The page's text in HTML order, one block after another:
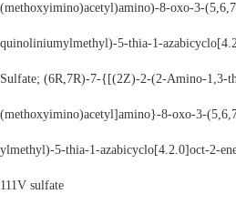
(methoxyimino)acetyl)amino)-8-oxo-3-
quinoliniumylmethyl)-5-thia-1-
Sulfate; (6R,7R)-7-{[(2Z)-2-(2-Amino-1,3-
(methoxyimino)acetyl]amino}-8-oxo-3-
ylmethyl)-5-thia-1-azabicyclo[4.2.0]oct-2-
111V sulfate